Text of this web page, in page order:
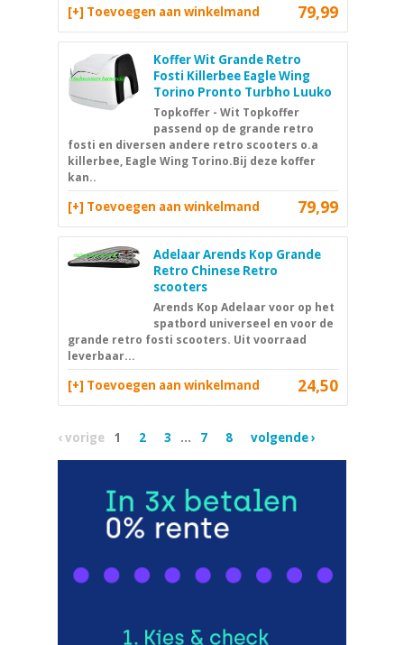
79,99
[+] Toevoegen aan winkelmand
Koffer Wit Grande Retro
Fosti Killerbee Eagle Wing
Torino Pronto Turbho Luuko
Topkoffer - Wit Topkoffer
passend op de grande retro
fosti en diversen andere retro scooters o.a
killerbee, Eagle Wing Torino.Bij deze koffer
kan..
79,99
[+] Toevoegen aan winkelmand
Adelaar Arends Kop Grande
Retro Chinese Retro
scooters
Arends Kop Adelaar voor op het
spatbord universeel en voor de
grande retro fosti scooters. Uit voorraad
leverbaar...
24,50
[+] Toevoegen aan winkelmand
‹ vorige 1 2 3 ... 7 8 volgende ›